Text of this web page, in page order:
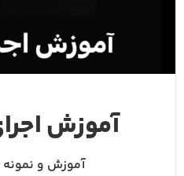
آموزش
آموزش و